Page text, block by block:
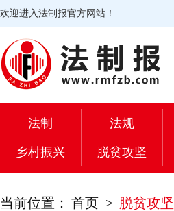
欢迎进入法制报官方网站！
法制 法规
乡村振兴 脱贫攻坚
当前位置： 首页 > 脱贫攻坚